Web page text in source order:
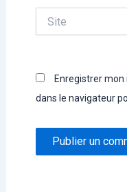
Enregistrer
dans le navigateur